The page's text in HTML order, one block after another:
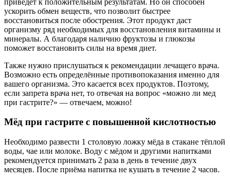
ускорить обмен веществ, что позволит быстрее
восстановиться после обострения. Этот продукт даст
организму ряд необходимых для восстановления витамины и
минералы. А благодаря наличию фруктозы и глюкозы
поможет восстановить силы на время диет.
Также нужно прислушаться к рекомендации лечащего врача.
Возможно есть определённые противопоказания именно для
вашего организма. Это касается всех продуктов. Поэтому,
если запрета врача нет, то отвечая на вопрос «можно ли мед
при гастрите?» — отвечаем, можно!
Мёд при гастрите с повышенной кислотностью
Необходимо развести 1 столовую ложку мёда в стакане тёплой
воды, чае или молоке. Воду с мёдом и другими напитками
рекомендуется принимать 2 раза в день в течение двух
месяцев. После приёма напитка не кушать в течение 2 часов.